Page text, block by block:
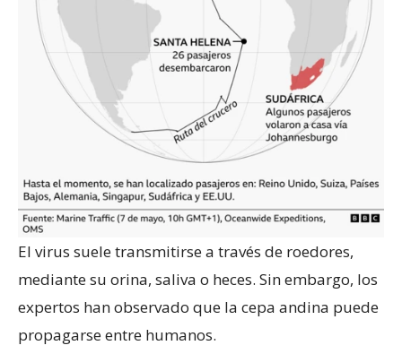
El virus suele transmitirse a través de roedores,
mediante su orina, saliva o heces. Sin embargo, los
expertos han observado que la cepa andina puede
propagarse entre humanos.